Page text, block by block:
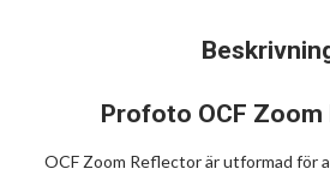
Profoto OCF
OCF Zoom Reflector är utformad för